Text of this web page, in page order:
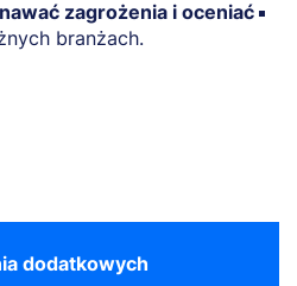
zagrożenia i oceniać
branżach.
dodatkowych